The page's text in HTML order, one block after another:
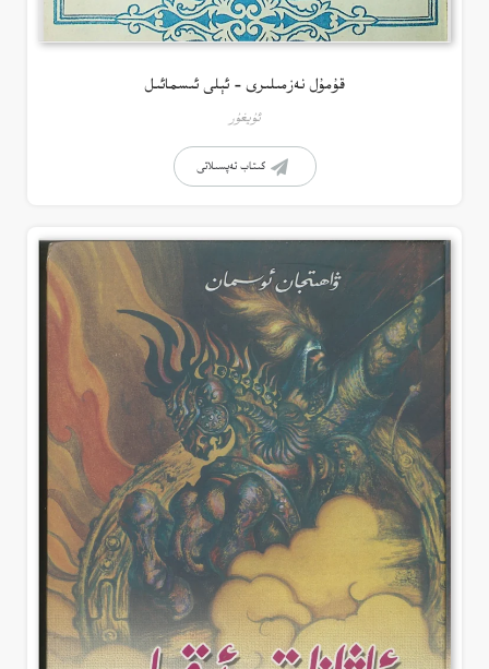
قۇمۇل نەزمىلىرى – ئېلى ئىسمائىل
ئۇيغۇر
كىتاب تەپسىلاتى